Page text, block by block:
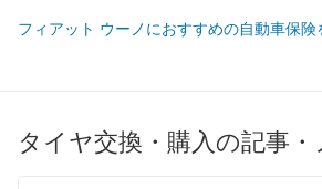
フィアット ウーノにおすすめの自動車保険
タイヤ交換・購入の記事・